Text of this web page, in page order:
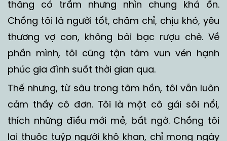
thăng có trầm nhưng nhìn chung khá ổn.
Chồng tôi là người tốt, chăm chỉ, chịu khó, yêu
thương vợ con, không bài bạc rượu chè. Về
phần mình, tôi cũng tận tâm vun vén hạnh
phúc gia đình suốt thời gian qua.
Thế nhưng, từ sâu trong tâm hồn, tôi vẫn luôn
cảm thấy cô đơn. Tôi là một cô gái sôi nổi,
thích những điều mới mẻ, bất ngờ. Chồng tôi
lại thuộc tuýp người khô khan, chỉ mong ngày